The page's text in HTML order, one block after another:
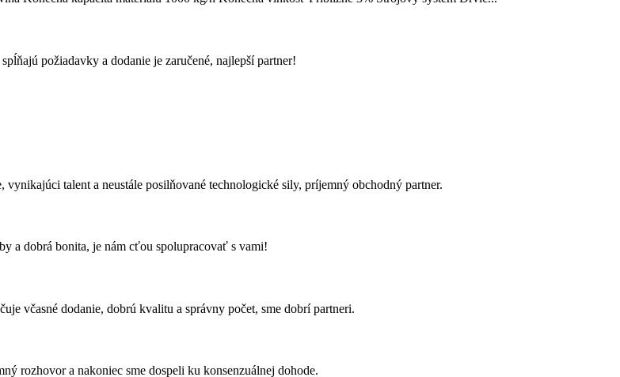
požiadavky a dodanie je zaručené, najlepší partner!
talent a neustále posilňované technologické sily, príjemný obchodný partner.
a dobrá bonita, je nám cťou spolupracovať s vami!
včasné dodanie, dobrú kvalitu a správny počet, sme dobrí partneri.
rozhovor a nakoniec sme dospeli ku konsenzuálnej dohode.